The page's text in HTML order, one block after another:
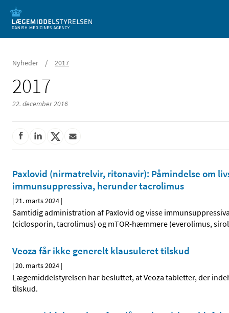
Mobil visning
Nyheder / 2017
2017
22. december 2016
Paxlovid (nirmatrelvir, ritonavir): Påmindelse om
immunsuppressiva, herunder tacrolimus
|21. marts 2024 |
Samtidig administration af Paxlovid og visse
(ciclosporin, tacrolimus) og mTOR-hæmmere (everolimus,
Veoza får ikke generelt klausuleret tilskud
|20. marts 2024 |
Lægemiddelstyrelsen har besluttet, at Veoza tabletter, der
tilskud.